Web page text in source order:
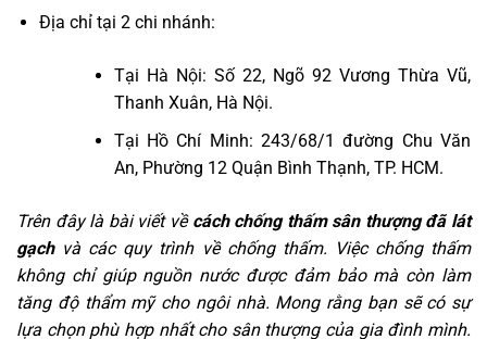
Địa chỉ tại 2 chi nhánh:
Tại Hà Nội: Số 22, Ngõ 92 Vương Thừa Vũ,
Thanh Xuân, Hà Nội.
Tại Hồ Chí Minh: 243/68/1 đường Chu Văn
An, Phường 12 Quận Bình Thạnh, TP. HCM.
Trên đây là bài viết về cách chống thấm sân thượng đã lát
gạchvà các quy trình về chống thấm. Việc chống thấm
không chỉ giúp nguồn nước được đảm bảo mà còn làm
tăng độ thẩm mỹ cho ngôi nhà. Mong rằng bạn sẽ có sự
lựa chọn phù hợp nhất cho sân thượng của gia đình mình.